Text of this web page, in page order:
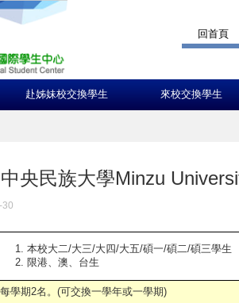
回首頁
赴姊妹校交換學生 來校交換學生
央民族大學Minzu
30
本校大二/大三/大四/大五/碩一/碩二/碩三學生
限港、澳、台生
每學期2名。(可交換一學年或一學期)